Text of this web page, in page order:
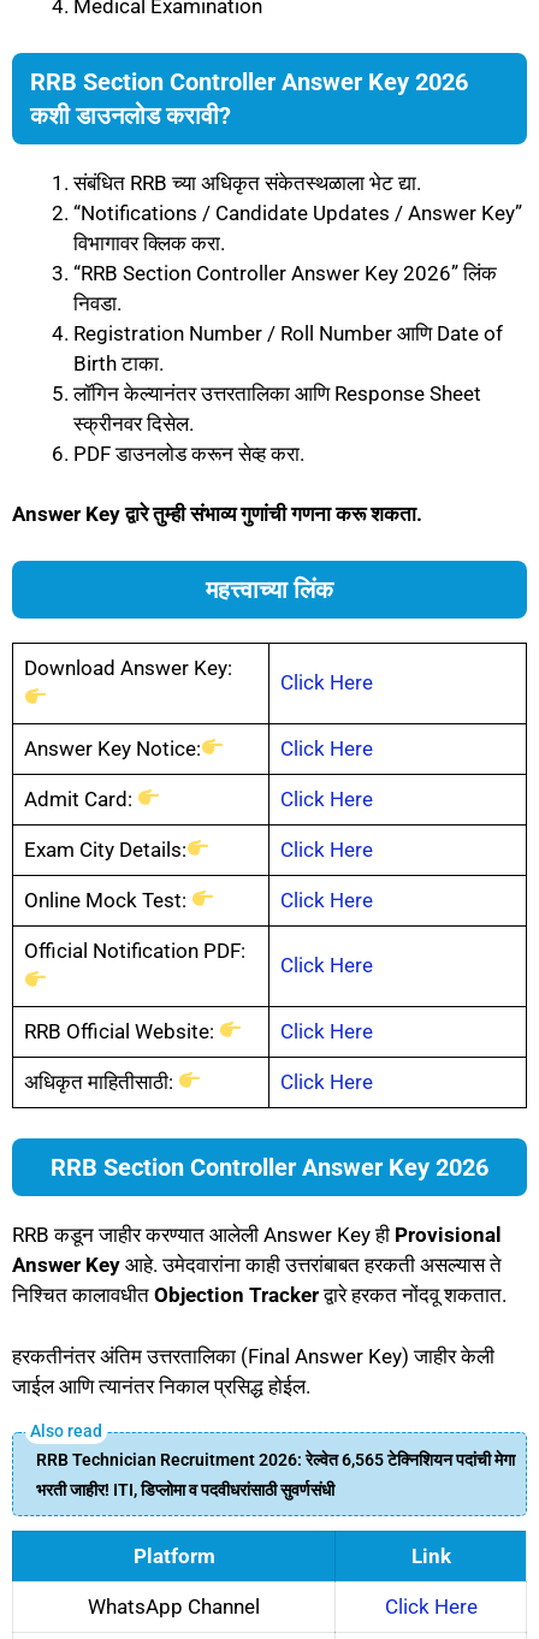
Medical Examination
RRB Section Controller Answer Key 2026
कशी डाउनलोड करावी?
संबंधित RRB च्या अधिकृत संकेतस्थळाला भेट द्या.
“Notifications / Candidate Updates / Answer Key”
विभागावर क्लिक करा.
“RRB Section Controller Answer Key 2026” लिंक
निवडा.
Registration Number / Roll Number आणि Date of
Birth टाका.
लॉगिन केल्यानंतर उत्तरतालिका आणि Response Sheet
स्क्रीनवर दिसेल.
PDF डाउनलोड करून सेव्ह करा.
Answer Key द्वारे तुम्ही संभाव्य गुणांची गणना करू शकता.
महत्त्वाच्या लिंक
Download Answer Key:
Click Here
Answer Key Notice: Click Here
Admit Card: Click Here
Exam City Details: Click Here
Online Mock Test: Click Here
Official Notification PDF:
Click Here
RRB Official Website: Click Here
अधिकृत माहितीसाठी: Click Here
RRB Section Controller Answer Key 2026
RRB कडून जाहीर करण्यात आलेली Answer Key ही Provisional
Answer Key आहे. उमेदवारांना काही उत्तरांबाबत हरकती असल्यास ते
निश्चित कालावधीत Objection Trackerद्वारे हरकत नोंदवू शकतात.
हरकतीनंतर अंतिम उत्तरतालिका (Final Answer Key) जाहीर केली
जाईल आणि त्यानंतर निकाल प्रसिद्ध होईल.
RRB Technician Recruitment 2026: रेल्वेत 6,565 टेक्निशियन पदांची मेगा
भरती जाहीर! ITI, डिप्लोमा व पदवीधरांसाठी सुवर्णसंधी
Platform Link
WhatsApp Channel Click Here